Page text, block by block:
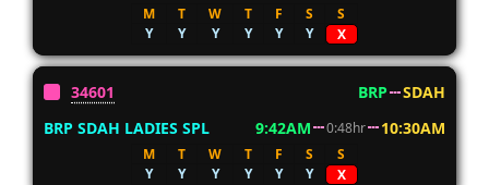
M T W T F S
S
Y
Y Y Y Y Y X
34601 BRP
SDAH
BRP SDAH LADIES SPL
9:42AM 0:48hr 10:30AM
M T W T F S
S
Y
Y Y Y Y Y X